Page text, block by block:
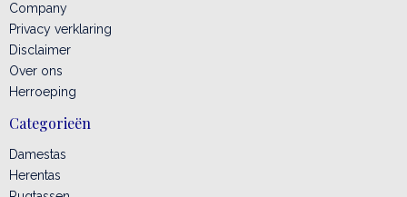
Company
Privacy verklaring
Disclaimer
Over ons
Herroeping
Categorieën
Damestas
Herentas